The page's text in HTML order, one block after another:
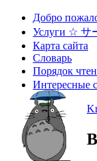
Добро
Услуги ☆ サ
Карта сайта
Словарь
Порядок
Интересные